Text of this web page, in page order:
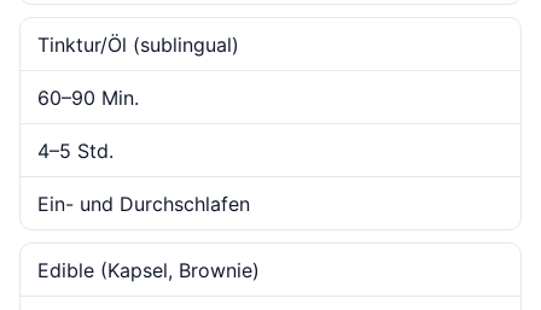
Tinktur/Öl (sublingual)
60–90 Min.
4–5 Std.
Ein- und Durchschlafen
Edible (Kapsel, Brownie)